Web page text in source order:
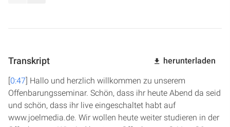
Transkript herunterladen
[0:47] Hallo und herzlich willkommen zu unserem
Offenbarungsseminar. Schön, dass ihr heute Abend da seid
und schön, dass ihr live eingeschaltet habt auf
www.joelmedia.de. Wir wollen heute weiter studieren in der